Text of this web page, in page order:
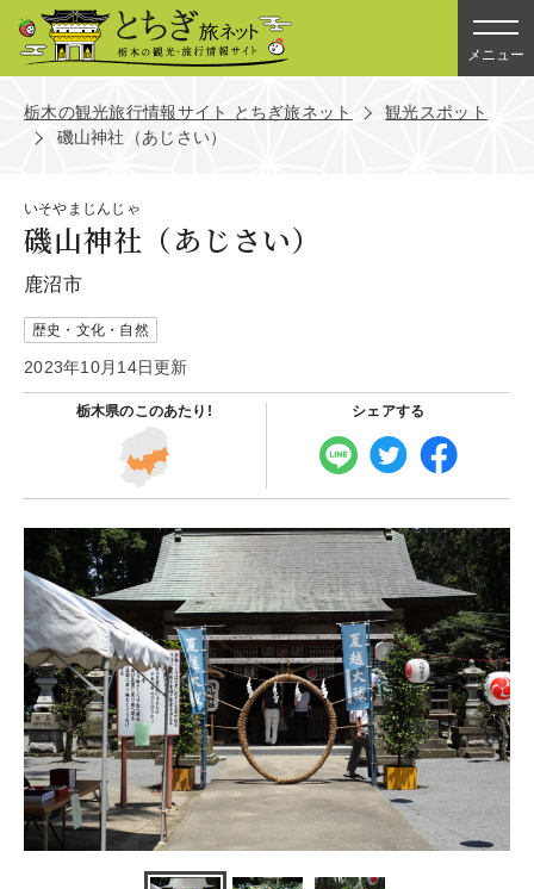
メニュー
栃木の観光旅行情報サイト とちぎ旅ネット
観光スポット
磯山神社（あじさい）
いそやまじんじゃ
磯山神社（あじさい）
鹿沼市
歴史・文化・自然
2023年10月14日更新
栃木県のこのあたり! シェアする